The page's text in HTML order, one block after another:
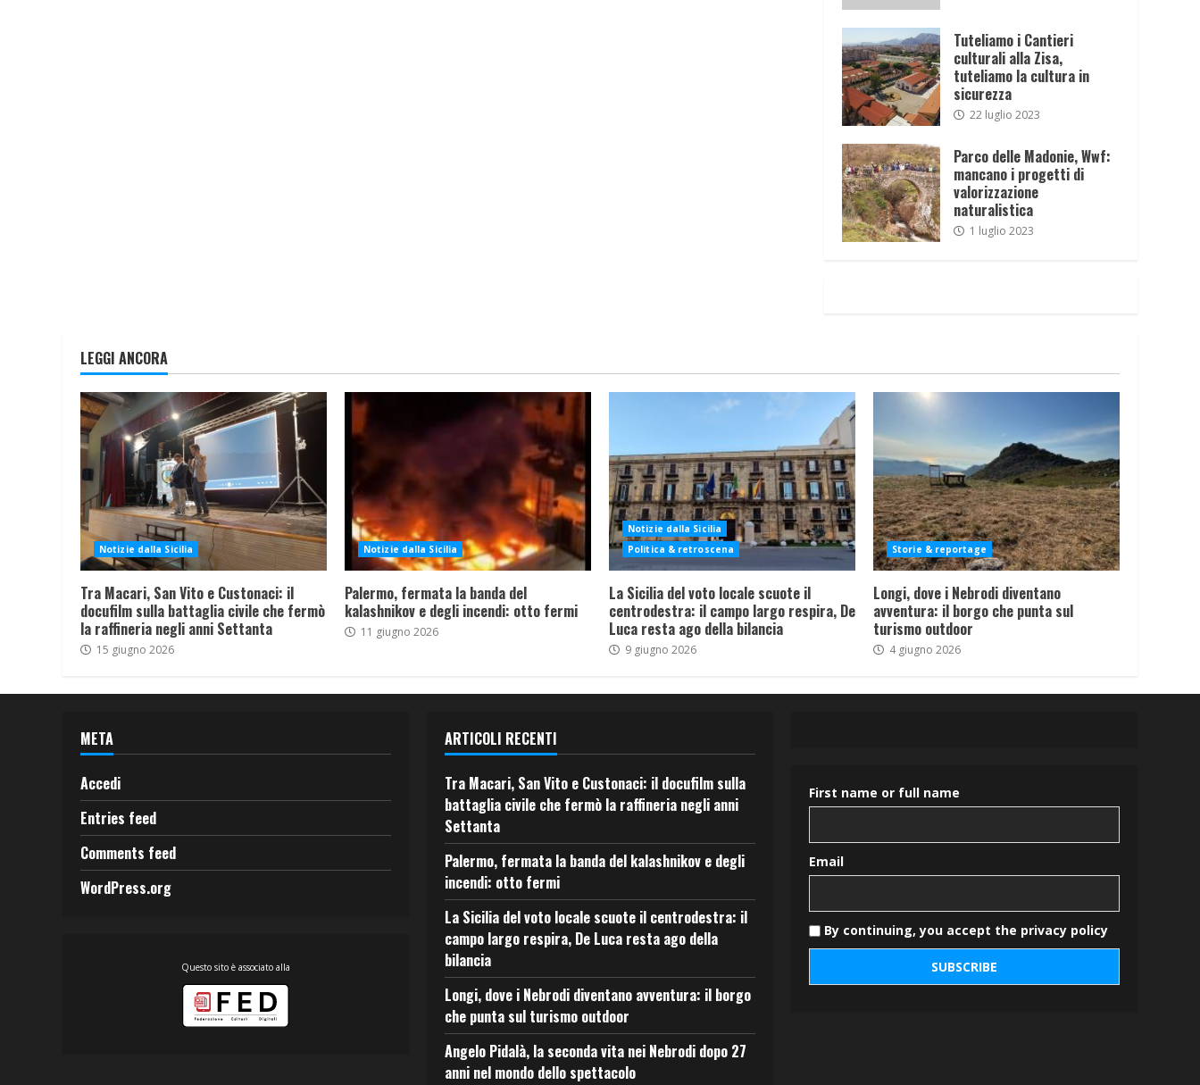
Tuteliamo i Cantieri
culturali alla Zisa,
tuteliamo la cultura in
sicurezza
22 luglio 2023
Parco delle Madonie, Wwf:
mancano i progetti di
valorizzazione
naturalistica
1 luglio 2023
LEGGI ANCORA
Notizie dalla Sicilia
Tra Macari, San Vito e Custonaci: il
docufilm sulla battaglia civile che fermò
la raffineria negli anni Settanta
15 giugno 2026
Notizie dalla Sicilia
Palermo, fermata la banda del
kalashnikov e degli incendi: otto fermi
11 giugno 2026
Notizie dalla Sicilia
Politica & retroscena
La Sicilia del voto locale scuote il
centrodestra: il campo largo respira, De
Luca resta ago della bilancia
9 giugno 2026
Storie & reportage
Longi, dove i Nebrodi diventano
avventura: il borgo che punta sul
turismo outdoor
4 giugno 2026
META
Accedi
Entries feed
Comments feed
WordPress.org
Questo sito è associato alla
ARTICOLI RECENTI
Tra Macari, San Vito e Custonaci: il docufilm sulla
battaglia civile che fermò la raffineria negli anni
Settanta
Palermo, fermata la banda del kalashnikov e degli
incendi: otto fermi
La Sicilia del voto locale scuote il centrodestra: il
campo largo respira, De Luca resta ago della
bilancia
Longi, dove i Nebrodi diventano avventura: il borgo
che punta sul turismo outdoor
Angelo Pidalà, la seconda vita nei Nebrodi dopo 27
anni nel mondo dello spettacolo
First name or full name
Email
By continuing, you accept the privacy policy